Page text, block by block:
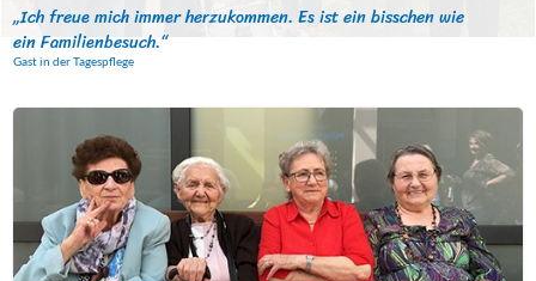
„Ich freue mich immer herzukommen. Es ist ein bisschen wie
ein Familienbesuch.“
Gast in der Tagespflege